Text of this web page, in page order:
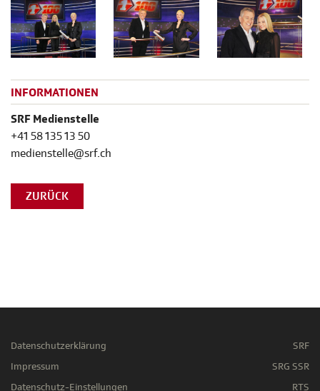
INFORMATIONEN
SRF Medienstelle
+41 58 135 13 50
medienstelle@srf.ch
ZURÜCK
Datenschutzerklärung
Impressum
Datenschutz-Einstellungen
SRF
SRG SSR
RTS